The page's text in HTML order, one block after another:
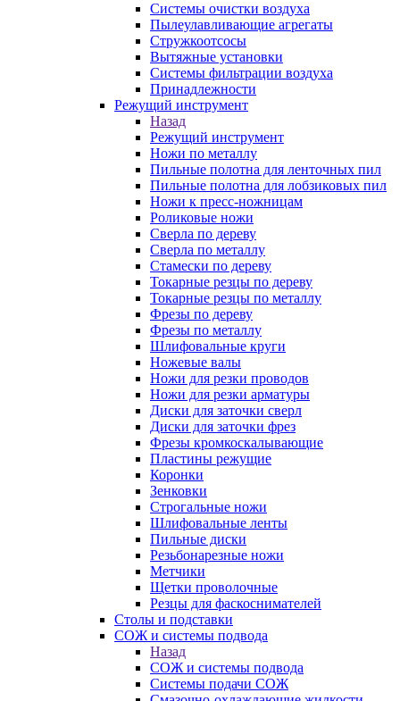
Системы очистки воздуха
Пылеулавливающие агрегаты
Стружкоотсосы
Вытяжные установки
Системы фильтрации воздуха
Принадлежности
Режущий инструмент
Назад
Режущий инструмент
Ножи по металлу
Пильные полотна для ленточных пил
Пильные полотна для лобзиковых пил
Ножи к пресс-ножницам
Роликовые ножи
Сверла по дереву
Сверла по металлу
Стамески по дереву
Токарные резцы по дереву
Токарные резцы по металлу
Фрезы по дереву
Фрезы по металлу
Шлифовальные круги
Ножевые валы
Ножи для резки проводов
Ножи для резки арматуры
Диски для заточки сверл
Диски для заточки фрез
Фрезы кромкоскалывающие
Пластины режущие
Коронки
Зенковки
Строгальные ножи
Шлифовальные ленты
Пильные диски
Резьбонарезные ножи
Метчики
Щетки проволочные
Резцы для фаскоснимателей
Столы и подставки
СОЖ и системы подвода
Назад
СОЖ и системы подвода
Системы подачи СОЖ